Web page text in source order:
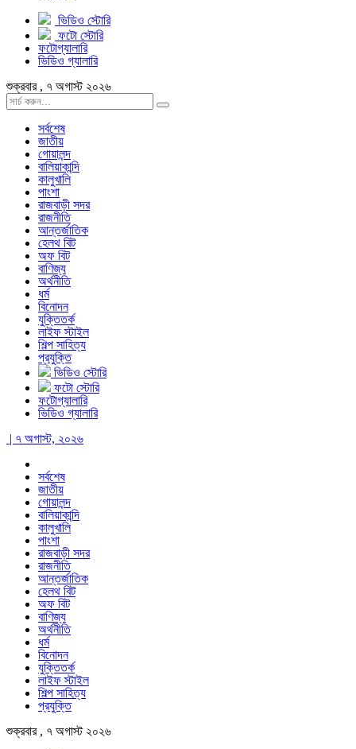
ভিডিও স্টোরি
ফটো স্টোরি
ফটোগ্যালারি
ভিডিও গ্যালারি
শুক্রবার , ৭ অগাস্ট ২০২৬
সর্বশেষ
জাতীয়
গোয়ালন্দ
বালিয়াকান্দি
কালুখালি
পাংশা
রাজবাড়ী সদর
রাজনীতি
আন্তর্জাতিক
হেলথ বিট
অফ বিট
বাণিজ্য
অর্থনীতি
ধর্ম
বিনোদন
যুক্তিতর্ক
লাইফ স্টাইল
শিল্প সাহিত্য
প্রযুক্তি
ভিডিও স্টোরি
ফটো স্টোরি
ফটোগ্যালারি
ভিডিও গ্যালারি
| ৭ অগাস্ট, ২০২৬
সর্বশেষ
জাতীয়
গোয়ালন্দ
বালিয়াকান্দি
কালুখালি
পাংশা
রাজবাড়ী সদর
রাজনীতি
আন্তর্জাতিক
হেলথ বিট
অফ বিট
বাণিজ্য
অর্থনীতি
ধর্ম
বিনোদন
যুক্তিতর্ক
লাইফ স্টাইল
শিল্প সাহিত্য
প্রযুক্তি
শুক্রবার , ৭ অগাস্ট ২০২৬